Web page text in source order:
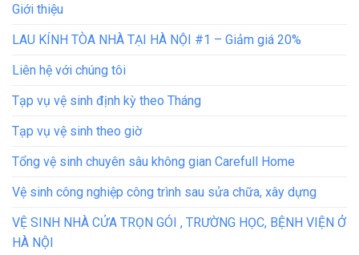
Giới thiệu
LAU KÍNH TÒA NHÀ TẠI HÀ NỘI #1 – Giảm giá 20%
Liên hệ với chúng tôi
Tạp vụ vệ sinh định kỳ theo Tháng
Tạp vụ vệ sinh theo giờ
Tổng vệ sinh chuyên sâu không gian Carefull Home
Vệ sinh công nghiệp công trình sau sửa chữa, xây dựng
VỆ SINH NHÀ CỬA TRỌN GÓI , TRƯỜNG HỌC, BỆNH VIỆN Ở
HÀ NỘI